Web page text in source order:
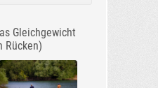
Gleichgewicht
Rücken)